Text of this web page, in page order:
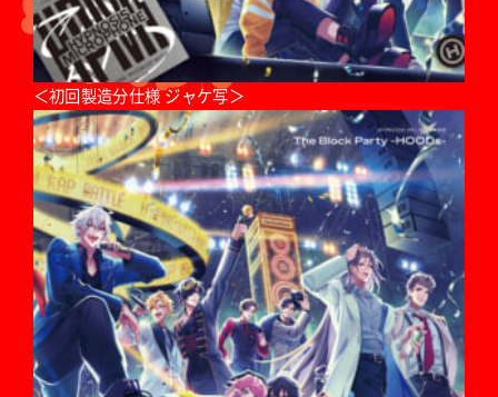
＜初回製造分仕様 ジャケ写＞